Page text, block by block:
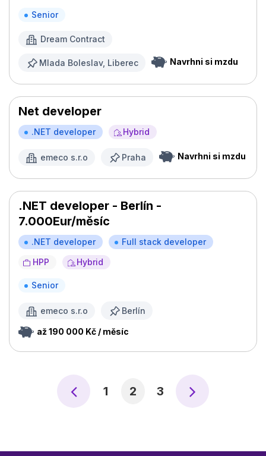
Senior
Dream Contract
Mlada Boleslav, Liberec Navrhni si mzdu
Net developer
.NET developer Hybrid
emeco s.r.o Praha Navrhni si mzdu
.NET developer - Berlín -
7.000Eur/měsíc
.NET developer
Full stack developer
HPP
Hybrid
Senior
emeco s.r.o Berlín
až 190 000 Kč / měsíc
1 2 3